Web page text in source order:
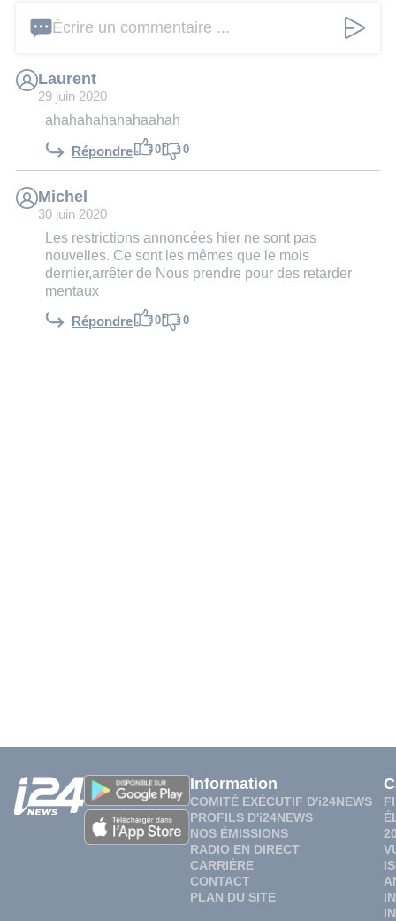
Écrire un commentaire ...
Laurent
29 juin 2020
ahahahahahahaahah
Répondre 0 0
Michel
30 juin 2020
Les restrictions annoncées hier ne sont pas
nouvelles. Ce sont les mêmes que le mois
dernier,arrêter de Nous prendre pour des retarder
mentaux
Répondre 0 0
Information
COMITÉ EXÉCUTIF D'i24NEWS
PROFILS D'i24NEWS
NOS ÉMISSIONS
RADIO EN DIRECT
CARRIÈRE
CONTACT
PLAN DU SITE